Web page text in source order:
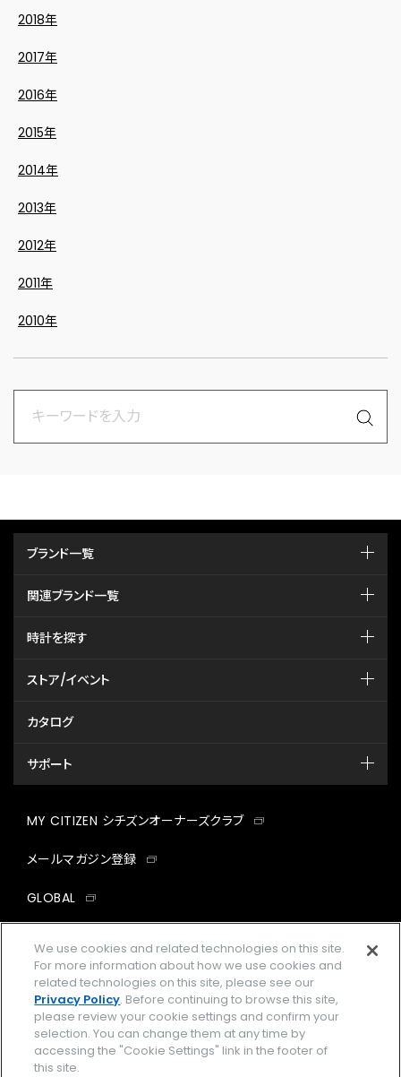
2018年
2017年
2016年
2015年
2014年
2013年
2012年
2011年
2010年
ブランド一覧
関連ブランド一覧
時計を探す
ストア/イベント
カタログ
サポート
MY CITIZEN シチズンオーナーズクラブ
メールマガジン登録
GLOBAL
facebookinstagramtwitter
企業情報 ご利用規約
プライバシーポリシー Cookies Settings
We use cookies and related technologies on this site.
For more information about how we use cookies and
related technologies on this site, please see our
Privacy Policy. Before continuing to browse this site,
please review your cookie settings and confirm your
selection. You can change them at any time by
accessing the "Cookie Settings" link in the footer of
this site.